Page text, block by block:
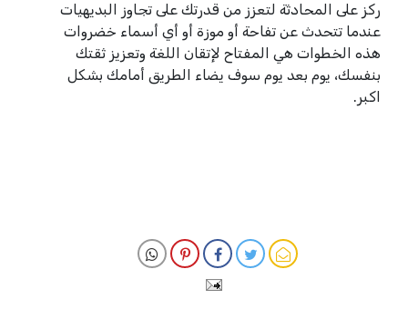
ركز على المحادثة لتعزز من قدرتك على تجاوز البديهيات
عندما تتحدث عن تفاحة أو موزة أو أي أسماء خضروات
هذه الخطوات هي المفتاح لإتقان اللغة وتعزيز ثقتك
بنفسك، يوم بعد يوم سوف يضاء الطريق أمامك بشكل
اكبر.